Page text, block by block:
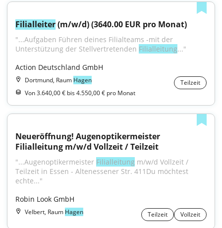
Filialleiter (m/w/d) (3640.00 EUR pro Monat)
"...Aufgaben Führen deines Filialteams -mit der
Unterstützung der Stellvertretenden Filialleitung..."
Action Deutschland GmbH
Dortmund, Raum Hagen
Teilzeit
Von 3.640,00 € bis 4.550,00 € pro Monat
Neueröffnung! Augenoptikermeister
Filialleitung m/w/d Vollzeit / Teilzeit
"...Augenoptikermeister Filialleitung m/w/d Vollzeit /
Teilzeit in Essen - Altenessener Str. 411Du möchtest
echte..."
Robin Look GmbH
Velbert, Raum Hagen Teilzeit Vollzeit